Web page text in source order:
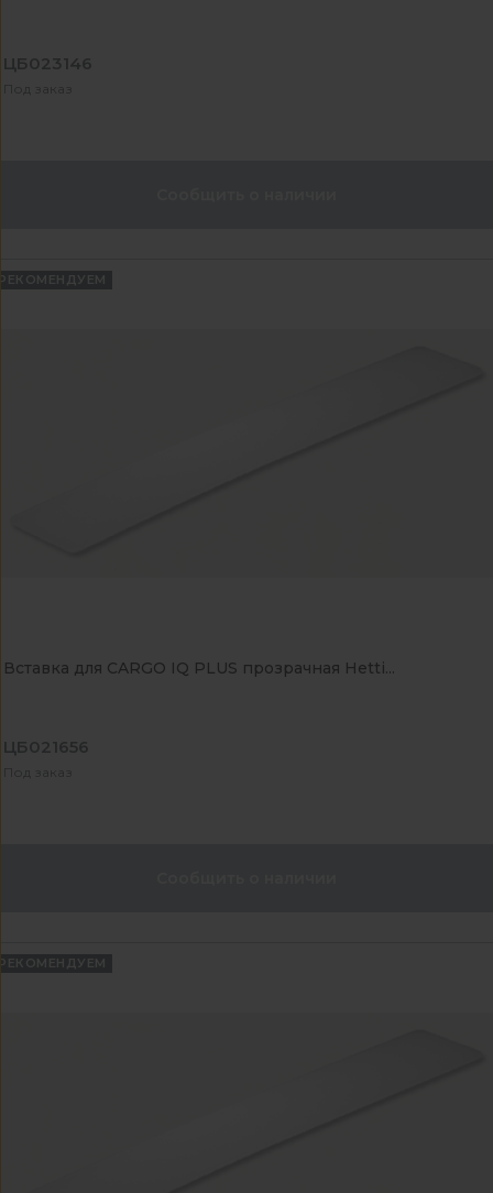
ЦБ023146
Под заказ
Вставка для CARGO IQ PLUS прозрачная Hetti...
ЦБ021656
Под заказ